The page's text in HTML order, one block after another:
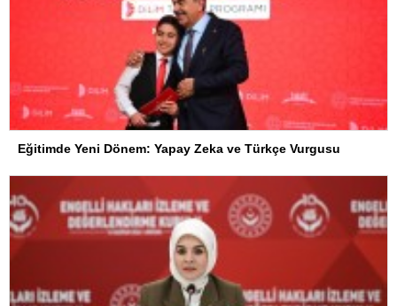
Eğitimde Yeni Dönem: Yapay Zeka ve Türkçe Vurgusu